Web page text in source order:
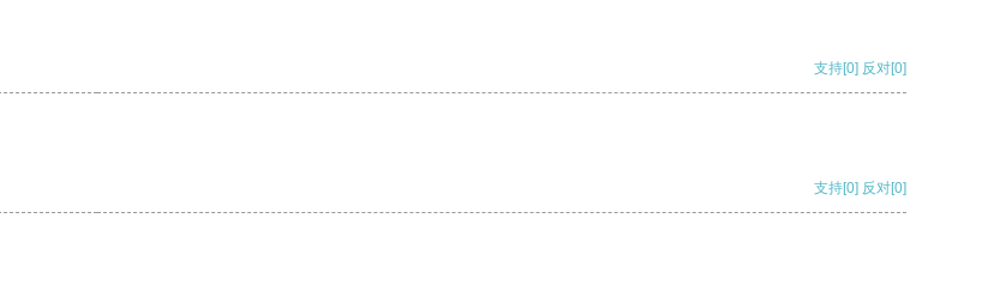
支持[0] 反对[0]
支持[0] 反对[0]